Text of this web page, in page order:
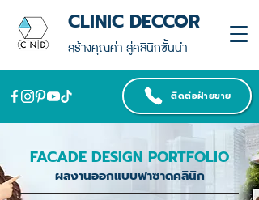
สร้างคุณค่า สู่คลินิกชั้นนำ
CLINIC DECCOR
ติดต่อฝ่ายขาย
FACADE DESIGN PORTFOLIO
ผลงานออกแบบฟาซาดคลินิก